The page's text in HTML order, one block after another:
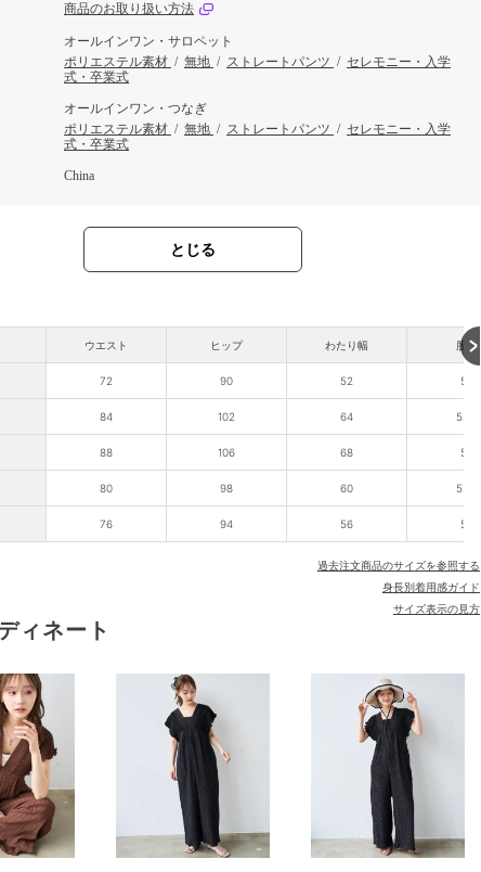
商品のお取り扱い方法
オールインワン・サロペット
ポリエステル素材 / 無地 / ストレートパンツ / セレモニー・入学
式・卒業式
オールインワン・つなぎ
ポリエステル素材 / 無地 / ストレートパンツ / セレモニー・入学
式・卒業式
China
とじる
ウエスト ヒップ わたり幅 股下
72 90 52 52
84 102 64 52.5
88 106 68 53
80 98 60 52.5
76 94 56 52
過去注文商品のサイズを参照する
身長別着用感ガイド
サイズ表示の見方
ィネート